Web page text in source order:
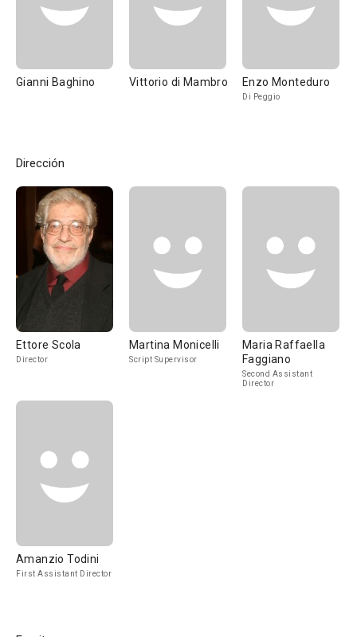
Gianni Baghino Vittorio di Mambro Enzo Monteduro
Di Peggio
Dirección
Ettore Scola
Director
Martina Monicelli
Script Supervisor
Maria Raffaella
Faggiano
Second Assistant
Director
Amanzio Todini
First Assistant Director